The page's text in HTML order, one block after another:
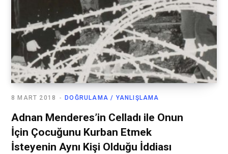
DOĞRULAMA / YANLIŞLAMA
8 MART 2018
Adnan Menderes’in Celladı ile Onun
İçin Çocuğunu Kurban Etmek
İsteyenin Aynı Kişi Olduğu İddiası